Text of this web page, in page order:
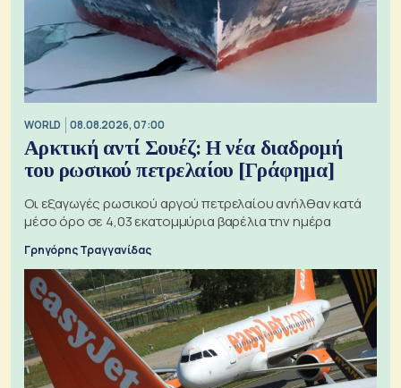
WORLD 08.08.2026, 07:00
Αρκτική αντί Σουέζ: Η νέα διαδρομή
του ρωσικού πετρελαίου [Γράφημα]
Οι εξαγωγές ρωσικού αργού πετρελαίου ανήλθαν κατά
μέσο όρο σε 4,03 εκατομμύρια βαρέλια την ημέρα
Γρηγόρης Τραγγανίδας